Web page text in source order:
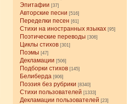
Эпитафии [37]
Авторские песни [516]
Переделки песен [61]
Стихи на иностранных языках [95]
Поэтические переводы [306]
Циклы стихов [301]
Поэмы [47]
Декламации [506]
Подборки стихов [145]
Белиберда [906]
Поэзия без рубрики [8340]
Стихи пользователей [1333]
Декламации пользователей [23]